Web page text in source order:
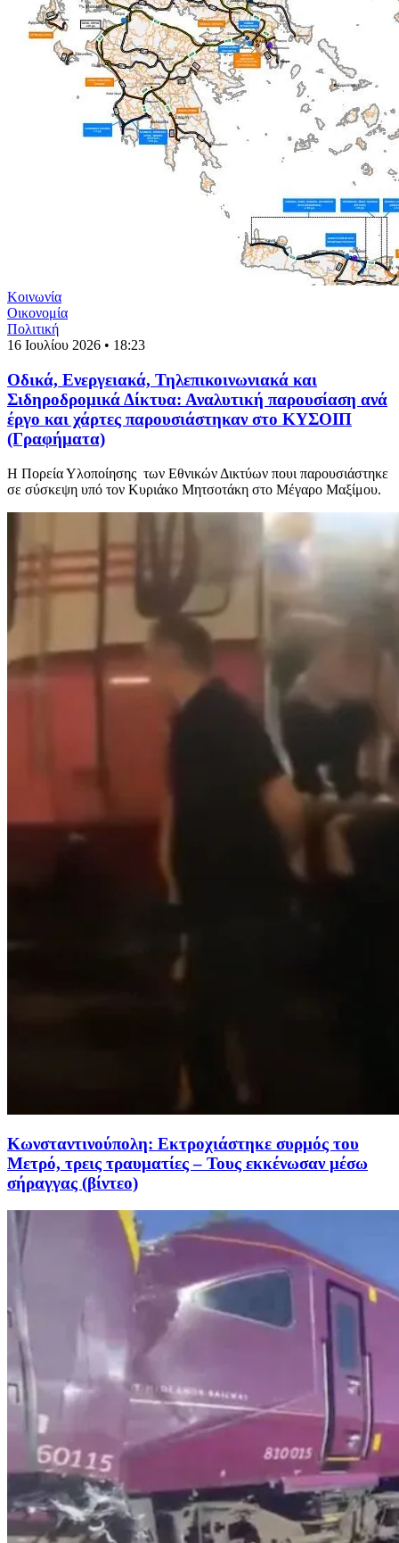
Κοινωνία
Οικονομία
Πολιτική
16 Ιουλίου 2026 • 18:23
Οδικά, Ενεργειακά, Τηλεπικοινωνιακά και
Σιδηροδρομικά Δίκτυα: Αναλυτική παρουσίαση ανά
έργο και χάρτες παρουσιάστηκαν στο ΚΥΣΟΙΠ
(Γραφήματα)
Η Πορεία Υλοποίησης των Εθνικών Δικτύων πουι παρουσιάστηκε
σε σύσκεψη υπό τον Κυριάκο Μητσοτάκη στο Μέγαρο Μαξίμου.
Κωνσταντινούπολη: Εκτροχιάστηκε συρμός του
Μετρό, τρεις τραυματίες – Τους εκκένωσαν μέσω
σήραγγας (βίντεο)